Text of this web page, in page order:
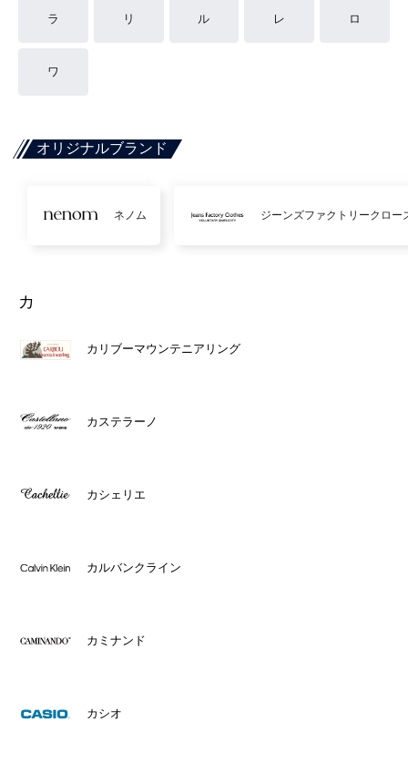
ラ リ ル レ ロ
ワ
オリジナルブランド
ネノム ジーンズファクトリークロー
カ
カリブーマウンテニアリング
カステラーノ
カシェリエ
カルバンクライン
カミナンド
カシオ